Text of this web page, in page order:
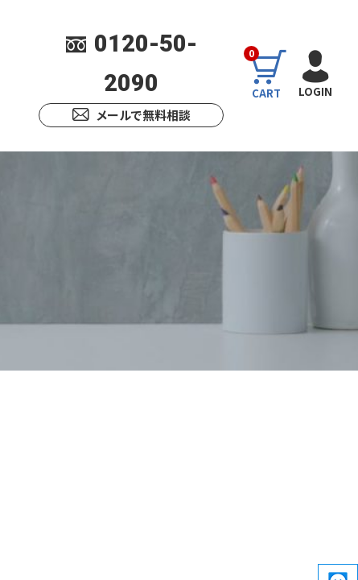
0120-50-
2090
メールで無料相談
CART
0
LOGIN